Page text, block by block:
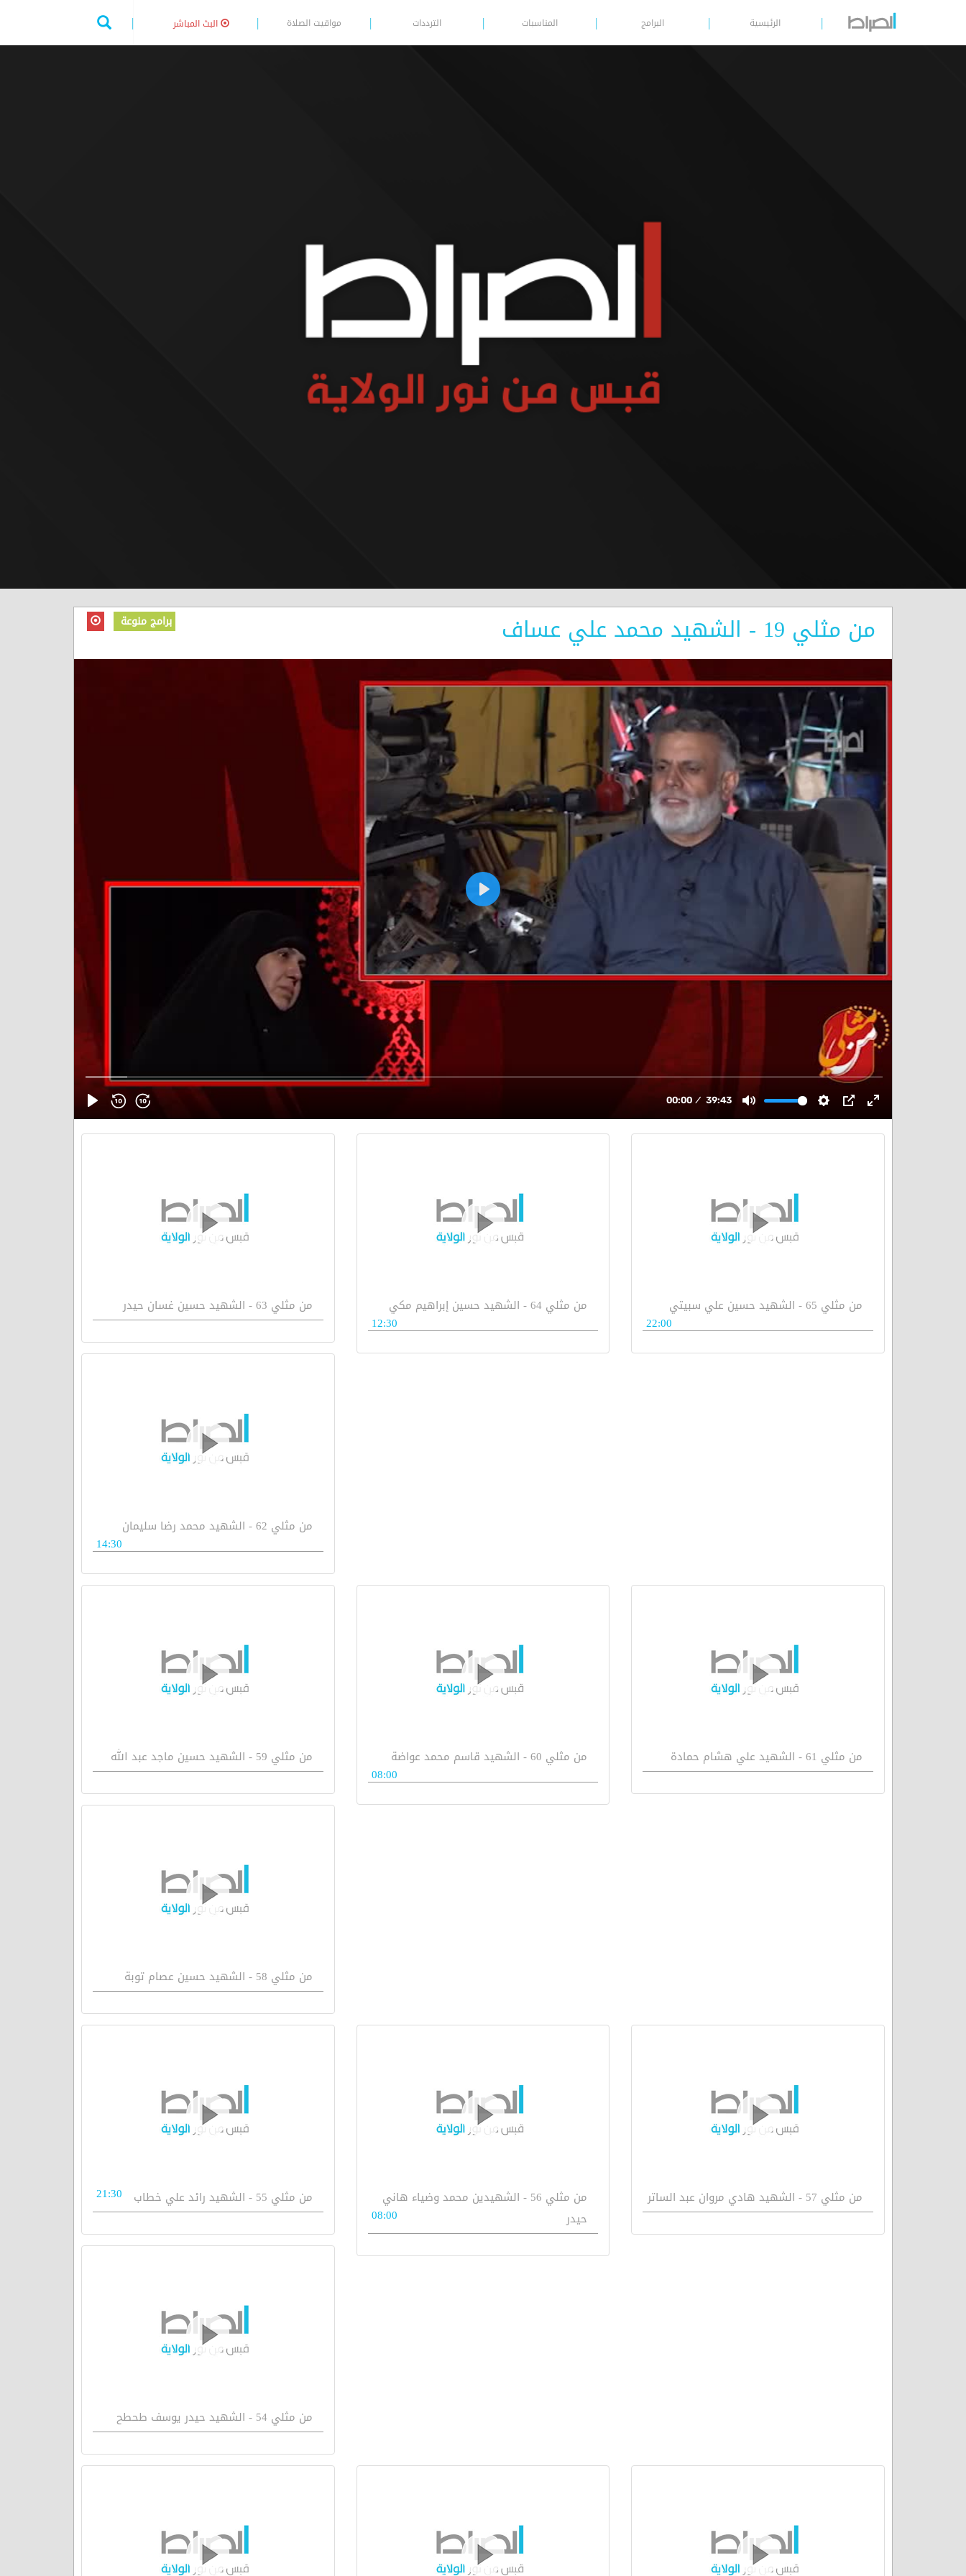
الرئيسية البرامج المناسبات الترددات مواقيت الصلاة البث المباشر
من مثلي 19 - الشهيد محمد علي عساف برامج منوعة
من مثلي 65 - الشهيد حسين علي سبيتي
22:00
من مثلي 64 - الشهيد حسين إبراهيم مكي
12:30
من مثلي 63 - الشهيد حسين غسان حيدر
من مثلي 62 - الشهيد محمد رضا سليمان
14:30
من مثلي 61 - الشهيد علي هشام حمادة
من مثلي 60 - الشهيد قاسم محمد عواضة
08:00
من مثلي 59 - الشهيد حسين ماجد عبد الله
من مثلي 58 - الشهيد حسين عصام توبة
من مثلي 57 - الشهيد هادي مروان عبد الساتر
من مثلي 56 - الشهيدين محمد وضياء هاني
حيدر
08:00
من مثلي 55 - الشهيد رائد علي خطاب 21:30
من مثلي 54 - الشهيد حيدر يوسف طحطح